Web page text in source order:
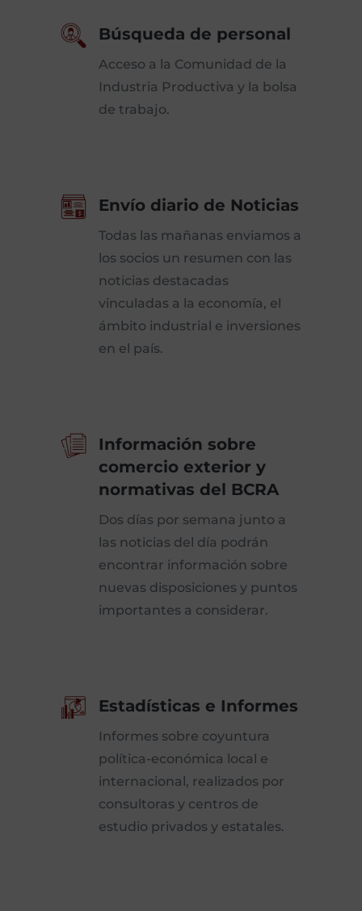
Búsqueda de personal
Acceso a la Comunidad de la
Industria Productiva y la bolsa
de trabajo.
Envío diario de Noticias
Todas las mañanas enviamos a
los socios un resumen con las
noticias destacadas
vinculadas a la economía, el
ámbito industrial e inversiones
en el país.
Información sobre
comercio exterior y
normativas del BCRA
Dos días por semana junto a
las noticias del día podrán
encontrar información sobre
nuevas disposiciones y puntos
importantes a considerar.
Estadísticas e Informes
Informes sobre coyuntura
política-económica local e
internacional, realizados por
consultoras y centros de
estudio privados y estatales.